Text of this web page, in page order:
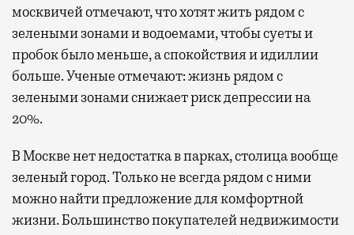
москвичей отмечают, что хотят жить рядом с
зелеными зонами и водоемами, чтобы суеты и
пробок было меньше, а спокойствия и идиллии
больше. Ученые отмечают: жизнь рядом с
зелеными зонами снижает риск депрессии на
20%.
В Москве нет недостатка в парках, столица вообще
зеленый город. Только не всегда рядом с ними
можно найти предложение для комфортной
жизни. Большинство покупателей недвижимости